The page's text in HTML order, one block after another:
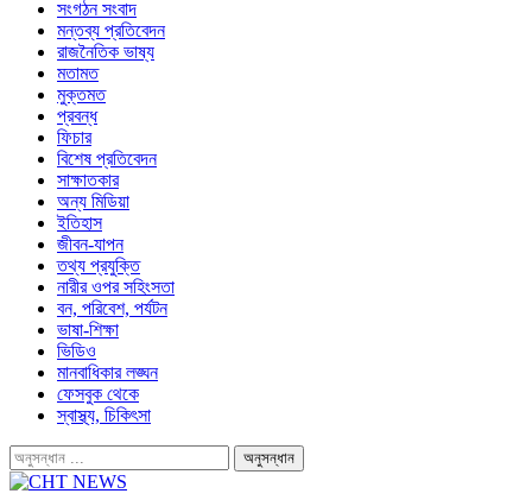
সংগঠন সংবাদ
মন্তব্য প্রতিবেদন
রাজনৈতিক ভাষ্য
মতামত
মুক্তমত
প্রবন্ধ
ফিচার
বিশেষ প্রতিবেদন
সাক্ষাতকার
অন্য মিডিয়া
ইতিহাস
জীবন-যাপন
তথ্য প্রযুক্তি
নারীর ওপর সহিংসতা
বন, পরিবেশ, পর্যটন
ভাষা-শিক্ষা
ভিডিও
মানবাধিকার লঙ্ঘন
ফেসবুক থেকে
স্বাস্থ্য, চিকিৎসা